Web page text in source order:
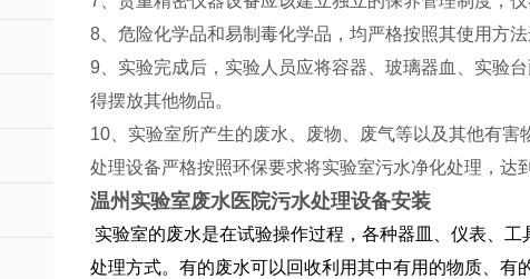
8、危险化学品和易制毒化学品，均严格按照其使用方
9、实验完成后，实验人员应将容器、玻璃器血、实验
得摆放其他物品。
10、实验室所产生的废水、废物、废气等以及其他有
处理设备严格按照环保要求将实验室污水净化处理，达
温州实验室废水医院污水处理设备安装
实验室的废水是在试验操作过程，各种器皿、仪表、
处理方式。有的废水可以回收利用其中有用的物质、有